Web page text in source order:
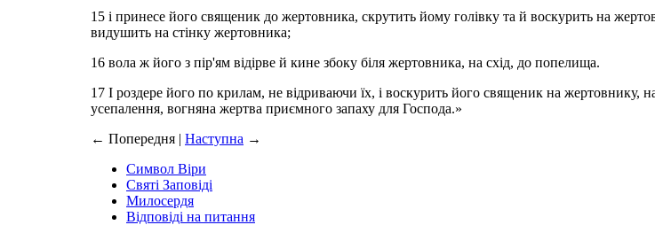
15 і принесе його священик до жертовника, скрутить йому голівку та й воскурить на
видушить на стінку жертовника;
16 вола ж його з пір'ям відірве й кине збоку біля жертовника, на схід, до попелища.
17 І роздере його по крилам, не відриваючи їх, і воскурить його священик на жертовнику,
усепалення, вогняна жертва приємного запаху для Господа.»
← Попередня | Наступна →
Символ Віри
Святі Заповіді
Милосердя
Відповіді на питання